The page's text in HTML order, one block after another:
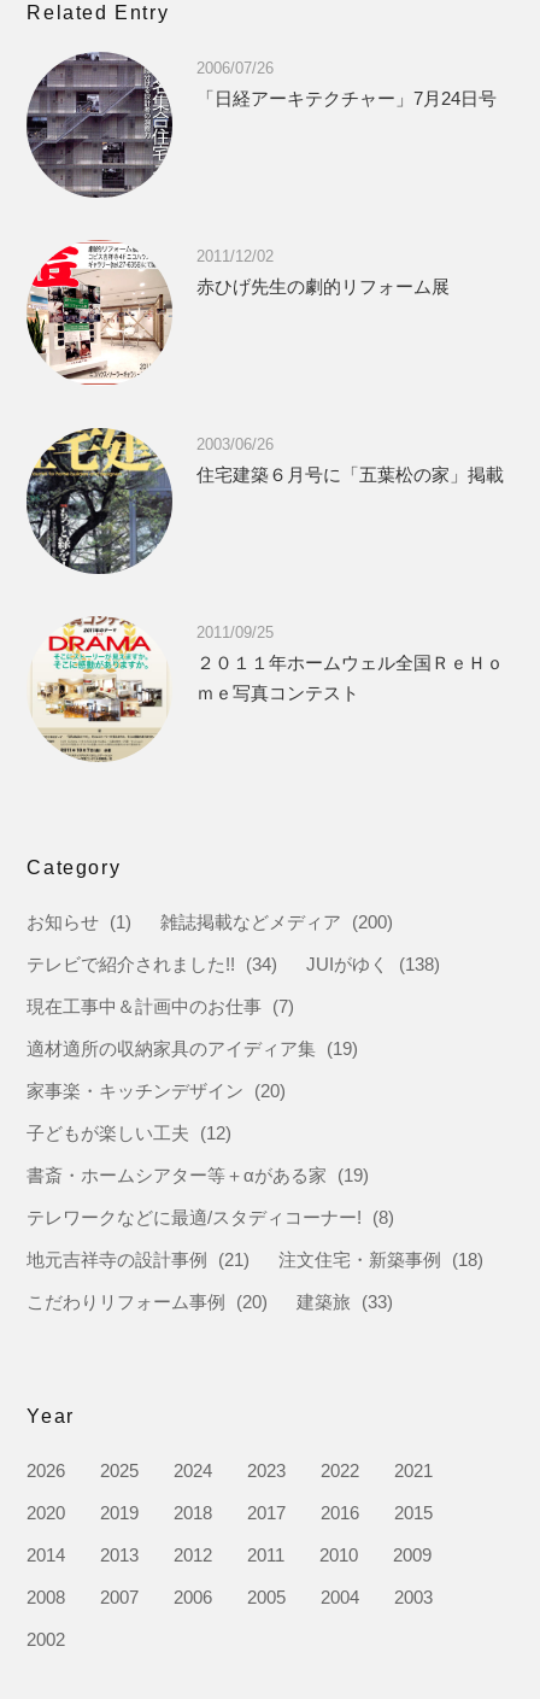
Related Entry
2006/07/26
「日経アーキテクチャー」7月24日号
2011/12/02
赤ひげ先生の劇的リフォーム展
2003/06/26
住宅建築６月号に「五葉松の家」掲載
2011/09/25
２０１１年ホームウェル全国ＲｅＨｏ
ｍｅ写真コンテスト
Category
お知らせ (1) 雑誌掲載などメディア (200)
テレビで紹介されました!! (34) JUIがゆく (138)
現在工事中＆計画中のお仕事 (7)
適材適所の収納家具のアイディア集 (19)
家事楽・キッチンデザイン (20)
子どもが楽しい工夫 (12)
書斎・ホームシアター等＋αがある家 (19)
テレワークなどに最適/スタディコーナー! (8)
地元吉祥寺の設計事例 (21) 注文住宅・新築事例 (18)
こだわりリフォーム事例 (20) 建築旅 (33)
Year
2026 2025 2024 2023 2022 2021
2020 2019 2018 2017 2016 2015
2014 2013 2012 2011 2010 2009
2008 2007 2006 2005 2004 2003
2002